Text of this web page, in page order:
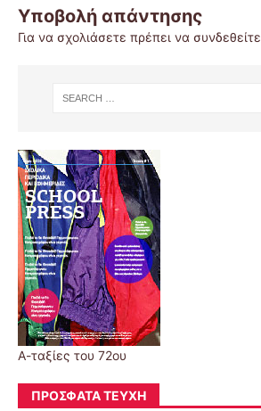
Υποβολή απάντησης
Για να σχολιάσετε πρέπει να συνδεθείτε
Α-ταξίες του 72ου
ΠΡΌΣΦΑΤΑ ΤΕΎΧΗ